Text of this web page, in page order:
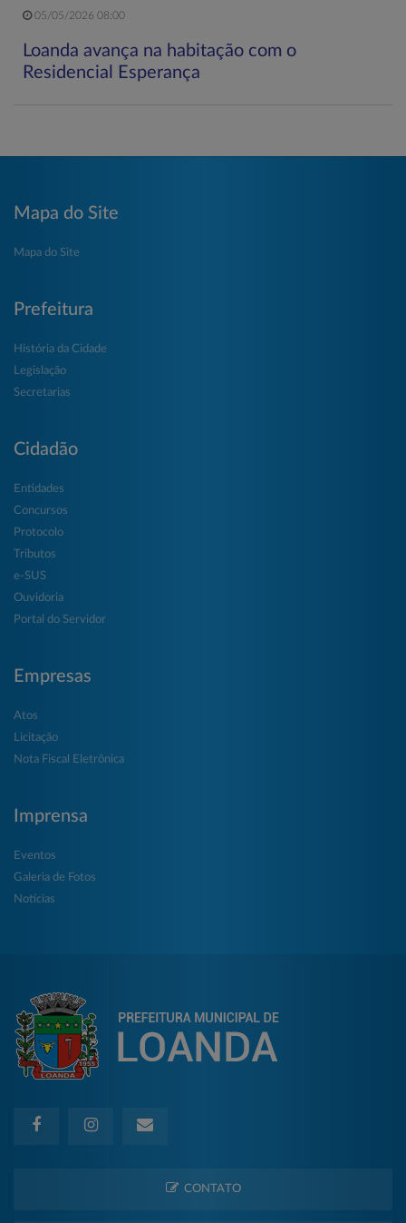
05/05/2026 08:00
Loanda avança na habitação com o
Residencial Esperança
Mapa do Site
Mapa do Site
Prefeitura
História da Cidade
Legislação
Secretarias
Cidadão
Entidades
Concursos
Protocolo
Tributos
e-SUS
Ouvidoria
Portal do Servidor
Empresas
Atos
Licitação
Nota Fiscal Eletrônica
Imprensa
Eventos
Galeria de Fotos
Notícias
CONTATO